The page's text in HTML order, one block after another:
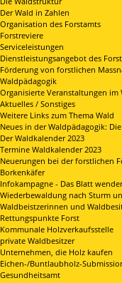
Der Wald in Zahlen
Organisation des Forstamts
Forstreviere
Serviceleistungen
Dienstleistungsangebot des
Förderung von forstlichen
Waldpädagogik
Organisierte Veranstaltungen
Aktuelles / Sonstiges
Weitere Links zum Thema Wald
Neues in der Waldpädagogik:
Der Waldkalender 2023
Termine Waldkalender 2023
Neuerungen bei der forstlichen
Borkenkäfer
Infokampagne - Das Blatt
Wiederbewaldung nach Sturm
Waldbeistzerinnen und
Rettungspunkte Forst
Kommunale Holzverkaufsstelle
private Waldbesitzer
Unternehmen, die Holz kaufen
Eichen-/Buntlaubholz-
Gesundheitsamt